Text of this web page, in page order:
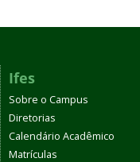
Ifes
Sobre o Campus
Diretorias
Calendário Acadêmico
Matrículas